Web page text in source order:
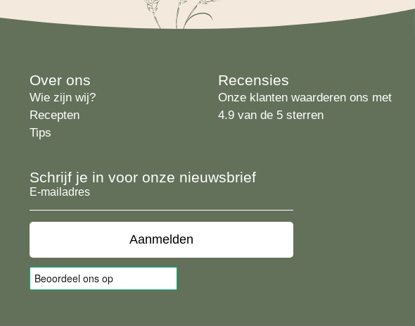
Over ons
Wie zijn wij?
Recepten
Tips
Recensies
Onze klanten waarderen ons met
4.9 van de 5 sterren
Schrijf je in voor onze nieuwsbrief
E-
mailadres